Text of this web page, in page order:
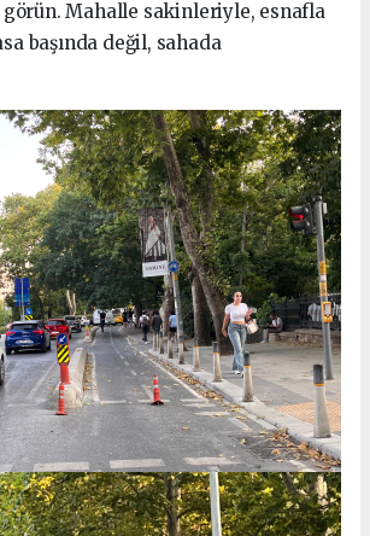
Mahalle sakinleriyle, esnafla
başında değil, sahada